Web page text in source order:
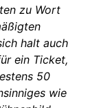
zu Wort
halt auch
ein Ticket,
50
wie